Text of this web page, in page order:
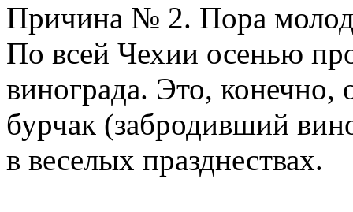
Причина № 2. Пора
По всей Чехии осенью
винограда. Это, конечно,
бурчак (забродивший
в веселых празднествах.